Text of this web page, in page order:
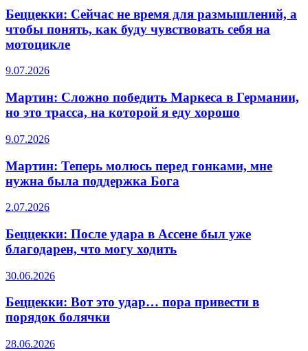
Беццекки: Сейчас не время для размышлений, а
чтобы понять, как буду чувствовать себя на
мотоцикле
9.07.2026
Мартин: Сложно победить Маркеса в Германии,
но это трасса, на которой я еду хорошо
9.07.2026
Мартин: Теперь молюсь перед гонками, мне
нужна была поддержка Бога
2.07.2026
Беццекки: После удара в Ассене был уже
благодарен, что могу ходить
30.06.2026
Беццекки: Вот это удар… пора привести в
порядок болячки
28.06.2026